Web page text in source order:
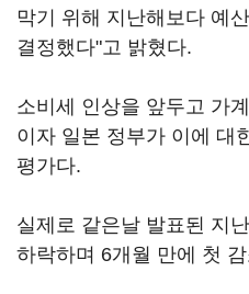
막기 위해 지난해보다 예
결정했다"고 밝혔다.
소비세 인상을 앞두고 가
이자 일본 정부가 이에 대
평가다.
실제로 같은날 발표된 지
하락하며 6개월 만에 첫